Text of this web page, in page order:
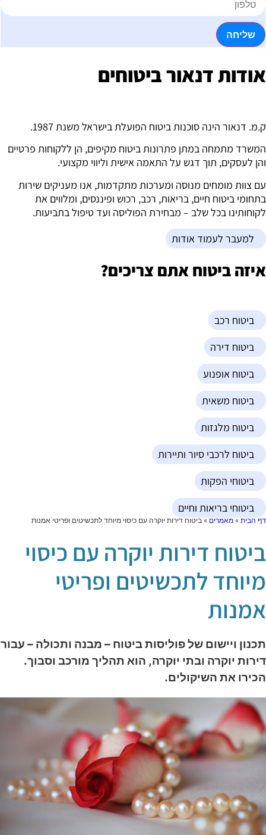
שליחה
דנאור ביטוחים
דנאור הינה סוכנות ביטוח הפועלת בישראל משנת 1987.
מתמחה במתן פתרונות ביטוח מקיפים, הן ללקוחות פרטיים
לעסקים, תוך דגש על התאמה אישית וליווי מקצועי.
צוות מומחים מנוסה ומערכות מתקדמות, אנו מעניקים שירות
ביטוח חיים, בריאות, רכב, רכוש ופיננסים, ומלווים את
בכל שלב – מבחירת הפוליסה ועד טיפול בתביעות.
למעבר לעמוד אודות
ביטוח אתם צריכים?
ביטוח רכב
ביטוח דירה
ביטוח אופנוע
ביטוח משאית
ביטוח מלגזות
ביטוח לרכבי סיור ותיירות
ביטוחי הפקות
ביטוחי בריאות וחיים
הבית»מאמרים»ביטוח דירות יוקרה עם כיסוי מיוחד לתכשיטים ופריטי אמנות
דירות יוקרה עם כיסוי
לתכשיטים ופריטי
ויישום של פוליסות ביטוח – מבנה ותכולה – עבור
יוקרה ובתי יוקרה, הוא תהליך מורכב וסבוך.
את השיקולים.